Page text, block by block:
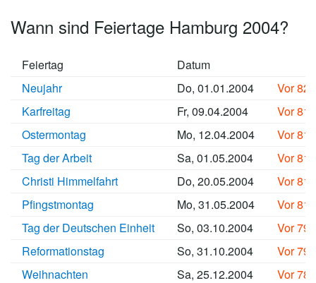
Wann sind Feiertage Hamburg 2004?
Feiertag
Datum
Neujahr
Do, 01.01.2004
Vor
Karfreitag
Fr, 09.04.2004
Vor
Ostermontag
Mo, 12.04.2004
Vor
Tag der Arbeit
Sa, 01.05.2004
Vor
Christi Himmelfahrt
Do, 20.05.2004
Vor
Pfingstmontag
Mo, 31.05.2004
Vor
Tag der Deutschen Einheit
So, 03.10.2004
Vor
Reformationstag
So, 31.10.2004
Vor
Weihnachten
Sa, 25.12.2004
Vor